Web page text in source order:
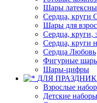
Шары
Сердца, круги
Шары для
Сердца, круги,
Сердца, круги
Сердца Любовь
Фигурные
Шары-цифры
ДЛЯ
Взрослые
Детские